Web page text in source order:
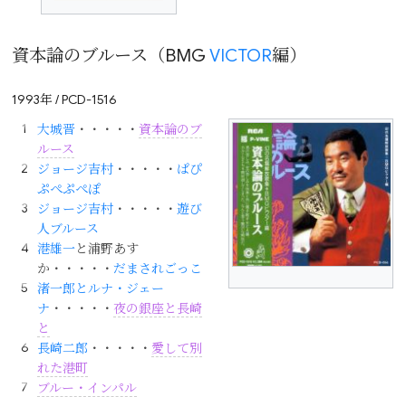
資本論のブルース（BMGVICTOR編）
1993年 / PCD-1516
大城晋 ・・・・・資本論のブ
ルース
ジョージ吉村 ・・・・・ ぱぴ
ぷぺぷぺぽ
ジョージ吉村 ・・・・・遊び
人ブルース
港雄一と浦野あす
か・・・・・だまされごっこ
渚一郎とルナ・ジェー
ナ ・・・・・ 夜の銀座と長崎
と
長崎二郎 ・・・・・ 愛して別
れた港町
ブルー・インパル